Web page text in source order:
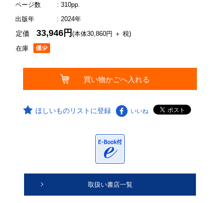
ページ数
: 310pp.
出版年
: 2024年
在庫
定価33,946円(本体30,860円 ＋ 税)
ほしいものリストに登録 いいね
取扱い書店一覧